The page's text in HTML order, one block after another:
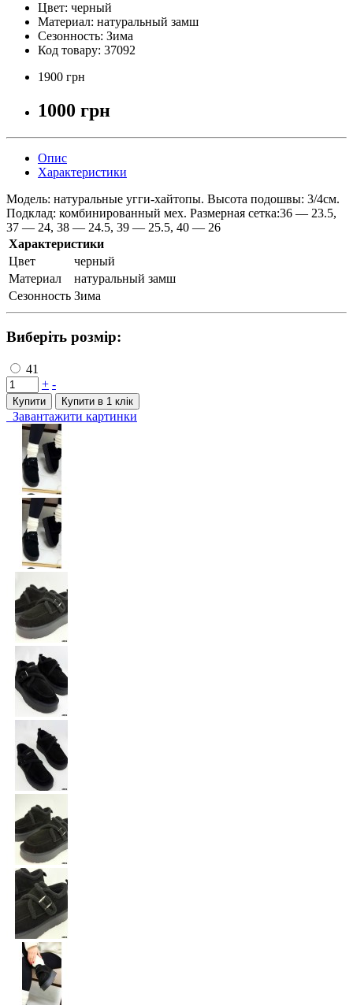
Цвет: черный
Материал: натуральный замш
Сезонность: Зима
Код товару: 37092
1900 грн
1000 грн
Опис
Характеристики
Модель: натуральные угги-хайтопы. Высота подошвы: 3/4см.
Подклад: комбинированный мех. Размерная сетка:36 — 23.5,
37 — 24, 38 — 24.5, 39 — 25.5, 40 — 26
Характеристики
Цвет
черный
Материал
натуральный замш
Сезонность Зима
Виберіть розмір:
41
+ -
Купити Купити в 1 клiк
Завантажити картинки